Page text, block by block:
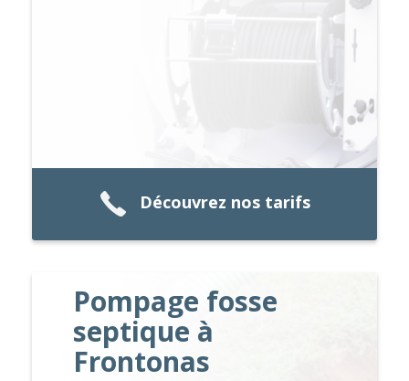
Découvrez nos tarifs
Pompage fosse
septique à
Frontonas